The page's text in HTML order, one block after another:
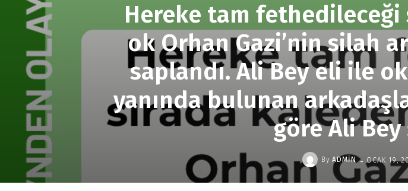
Hereke tam fethedileceği
ok Orhan Gazi’nin silah
saplandı. Ali Bey eli ile
yanında bulunan
göre Ali
By ADMIN - OCAK 19,